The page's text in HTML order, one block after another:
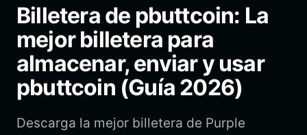
Bahasa Indonesia
ภาษาไทย
Español
Português (Brasil)
Billetera de pbuttcoin: La
mejor billetera para
almacenar, enviar y usar
pbuttcoin (Guía 2026)
Descarga la mejor billetera de Purple